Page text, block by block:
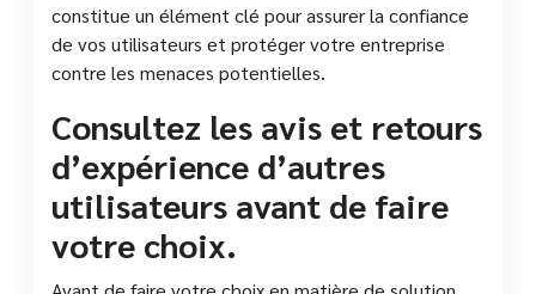
constitue un élément clé pour assurer la confiance
de vos utilisateurs et protéger votre entreprise
contre les menaces potentielles.
Consultez les avis et retours
d’expérience d’autres
utilisateurs avant de faire
votre choix.